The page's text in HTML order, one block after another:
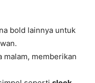
bold lainnya untuk
malam, memberikan